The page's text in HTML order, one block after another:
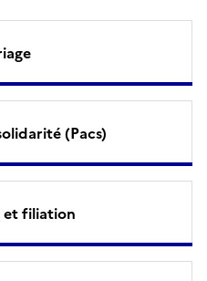
(Pacs)
et filiation